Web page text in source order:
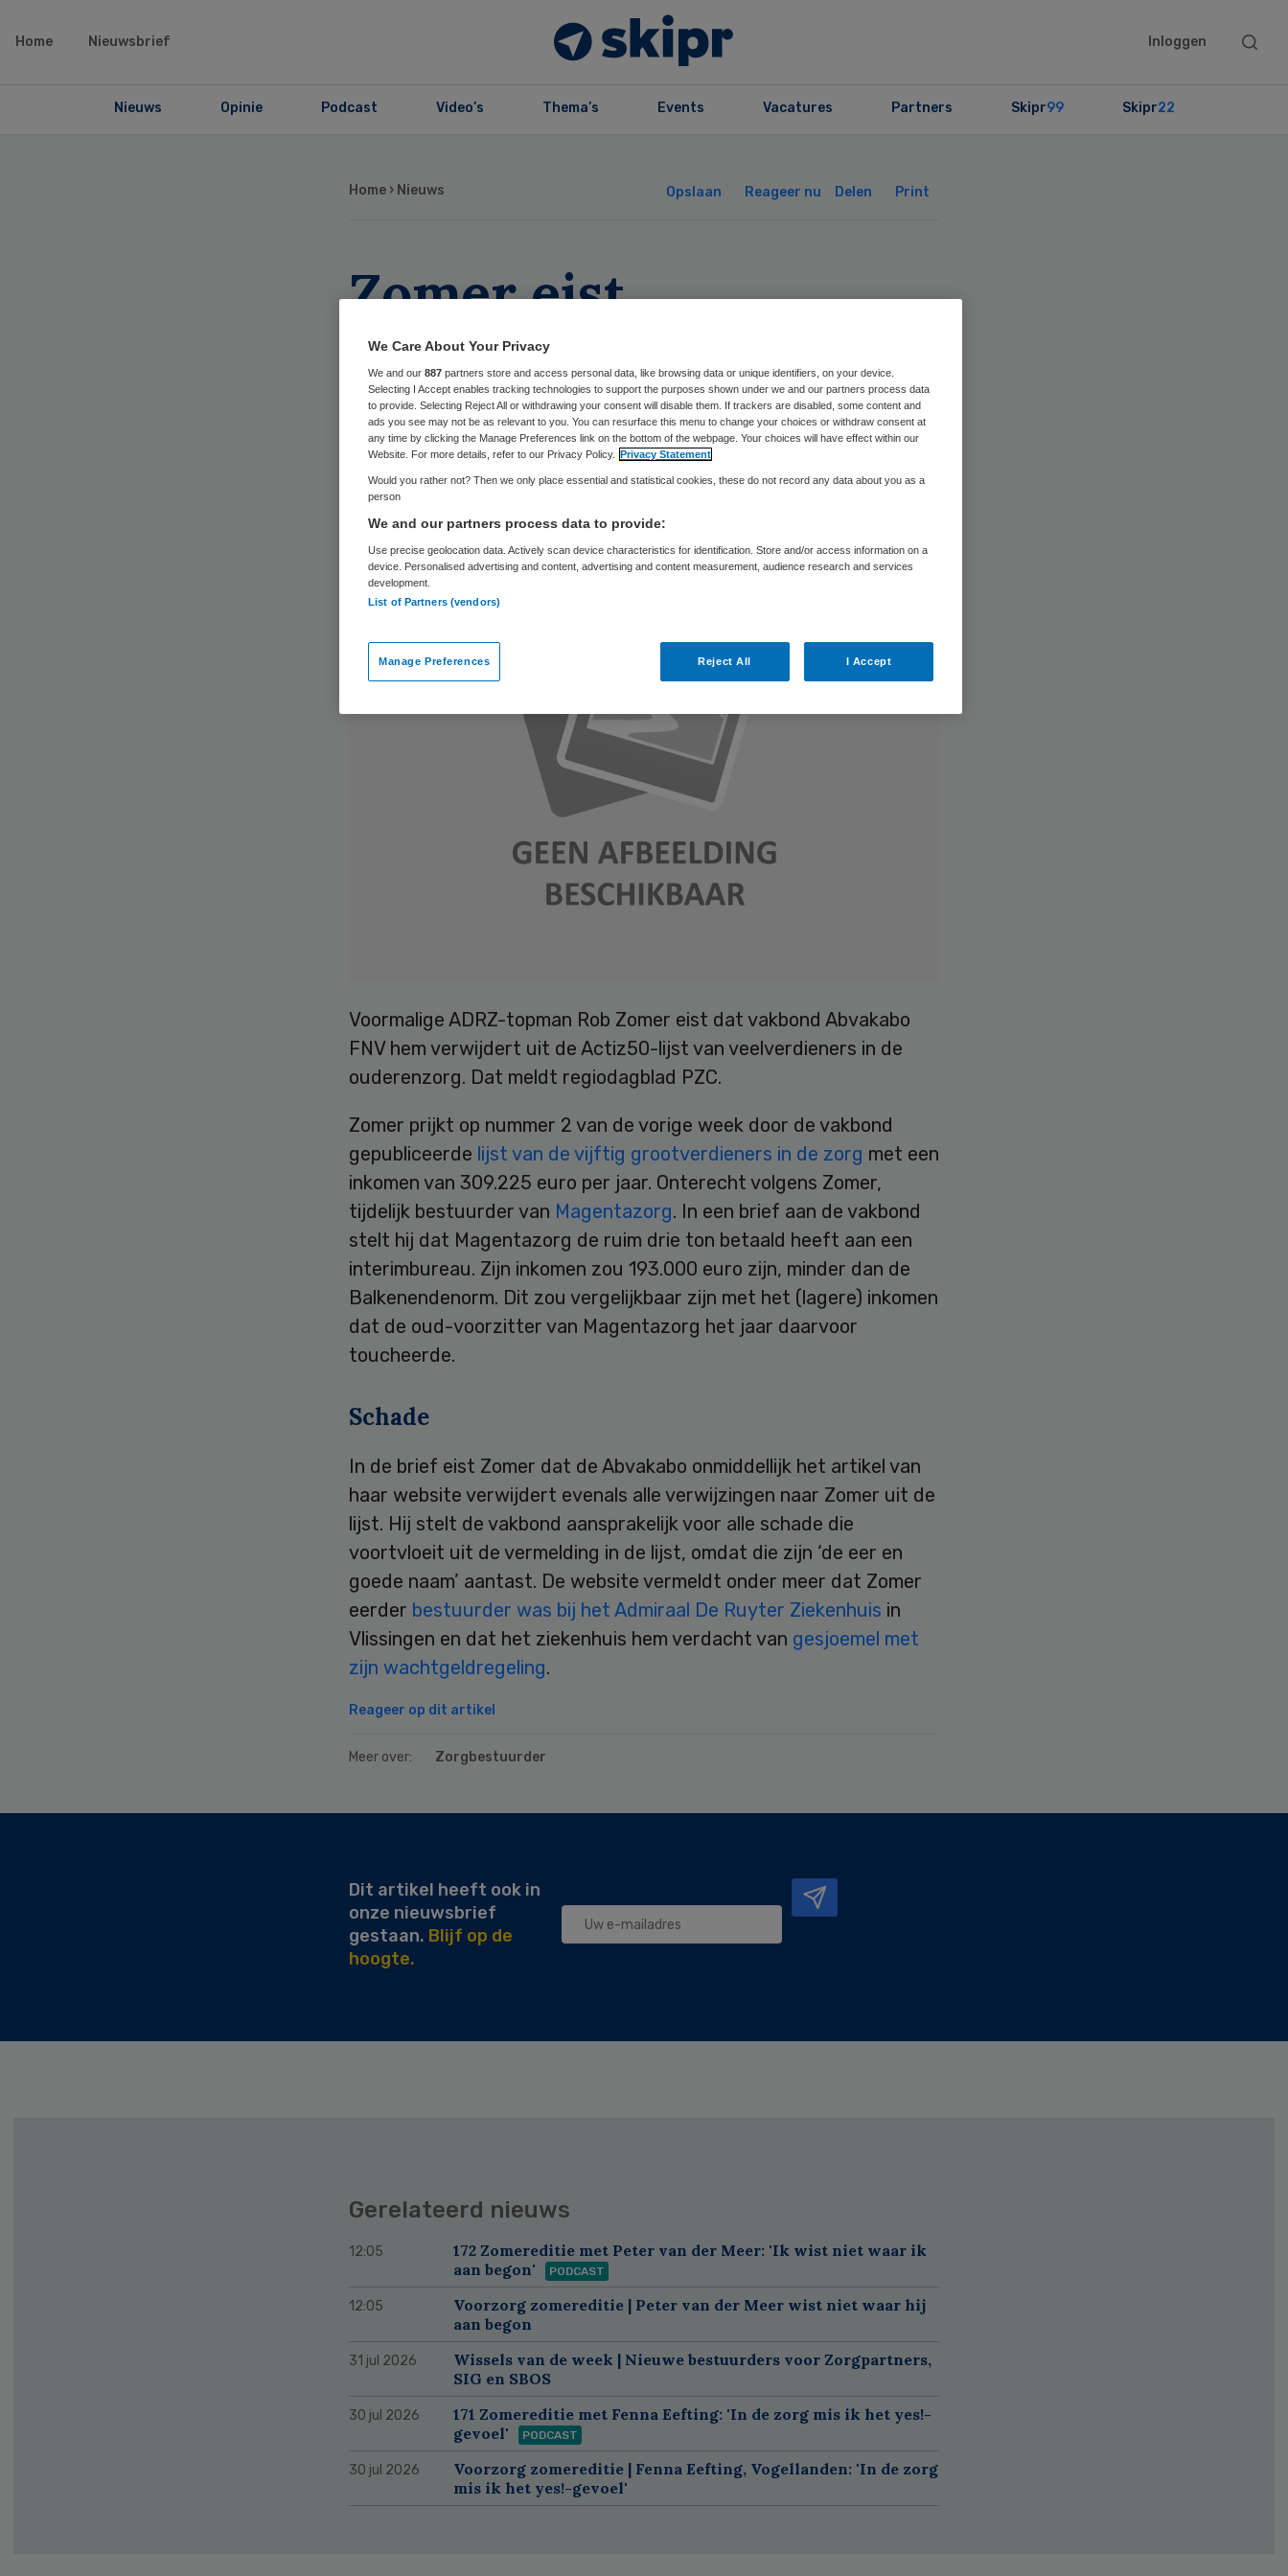
Home Nieuwsbrief Inloggen
Search
Nieuws Opinie Podcast Video’s Thema’s Events Vacatures Partners Skipr99 Skipr22
Home › Nieuws Opslaan Reageer nu Delen Print
Zomer eist
verwijdering uit lijst
veelverdieners
Skipr Redactie 28 juni 2012,09:24 29 keer gelezen
Voormalige ADRZ-topman Rob Zomer eist dat vakbond Abvakabo
FNV hem verwijdert uit de Actiz50-lijst van veelverdieners in de
ouderenzorg. Dat meldt regiodagblad PZC.
Zomer prijkt op nummer 2 van de vorige week door de vakbond
gepubliceerde lijst van de vijftig grootverdieners in de zorg met een
inkomen van 309.225 euro per jaar. Onterecht volgens Zomer,
tijdelijk bestuurder van Magentazorg. In een brief aan de vakbond
stelt hij dat Magentazorg de ruim drie ton betaald heeft aan een
interimbureau. Zijn inkomen zou 193.000 euro zijn, minder dan de
Balkenendenorm. Dit zou vergelijkbaar zijn met het (lagere) inkomen
dat de oud-voorzitter van Magentazorg het jaar daarvoor
toucheerde.
Schade
In de brief eist Zomer dat de Abvakabo onmiddellijk het artikel van
haar website verwijdert evenals alle verwijzingen naar Zomer uit de
lijst. Hij stelt de vakbond aansprakelijk voor alle schade die
voortvloeit uit de vermelding in de lijst, omdat die zijn ‘de eer en
goede naam’ aantast. De website vermeldt onder meer dat Zomer
eerder bestuurder was bij het Admiraal De Ruyter Ziekenhuis in
Vlissingen en dat het ziekenhuis hem verdacht van gesjoemel met
zijn wachtgeldregeling.
Reageer op dit artikel
Meer over: Zorgbestuurder
Dit artikel heeft ook in
onze nieuwsbrief
gestaan. Blijf op de
hoogte.
Gerelateerd nieuws
12:05
172 Zomereditie met Peter van der Meer: 'Ik wist niet waar ik
aan begon'
PODCAST
12:05
Voorzorg zomereditie | Peter van der Meer wist niet waar hij
aan begon
31 jul 2026
Wissels van de week | Nieuwe bestuurders voor Zorgpartners,
SIG en SBOS
30 jul 2026
171 Zomereditie met Fenna Eefting: 'In de zorg mis ik het yes!-
gevoel'
PODCAST
30 jul 2026
Voorzorg zomereditie | Fenna Eefting, Vogellanden: 'In de zorg
mis ik het yes!-gevoel'
We Care About Your Privacy
We and our 887 partners store and access personal data, like browsing data or unique identifiers, on your device.
Selecting I Accept enables tracking technologies to support the purposes shown under we and our partners process data
to provide. Selecting Reject All or withdrawing your consent will disable them. If trackers are disabled, some content and
ads you see may not be as relevant to you. You can resurface this menu to change your choices or withdraw consent at
any time by clicking the Manage Preferences link on the bottom of the webpage. Your choices will have effect within our
Website. For more details, refer to our Privacy Policy. Privacy Statement
Would you rather not? Then we only place essential and statistical cookies, these do not record any data about you as a
person
We and our partners process data to provide:
Use precise geolocation data. Actively scan device characteristics for identification. Store and/or access information on a
device. Personalised advertising and content, advertising and content measurement, audience research and services
development.
List of Partners (vendors)
Manage Preferences Reject All I Accept